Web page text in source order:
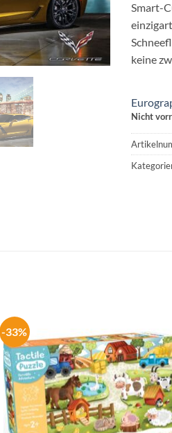
Smart-
keine
Nicht
-33%
Auf die
Wunschliste